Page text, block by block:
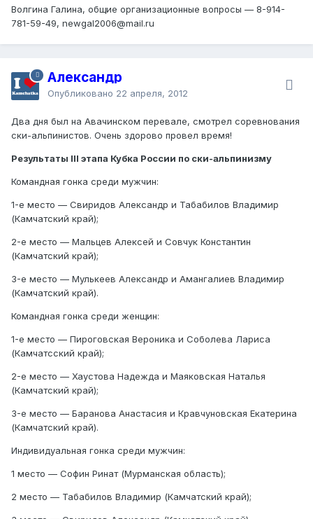
Волгина Галина, общие организационные вопросы — 8-914-
781-59-49, newgal2006@mail.ru
Александр
Опубликовано 22 апреля, 2012
Два дня был на Авачинском перевале, смотрел соревнования
ски-альпинистов. Очень здорово провел время!
Результаты III этапа Кубка России по ски-альпинизму
Командная гонка среди мужчин:
1-е место — Свиридов Александр и Табабилов Владимир
(Камчатский край);
2-е место — Мальцев Алексей и Совчук Константин
(Камчатский край);
3-е место — Мулькеев Александр и Амангалиев Владимир
(Камчатский край).
Командная гонка среди женщин:
1-е место — Пироговская Вероника и Соболева Лариса
(Камчатсский край);
2-е место — Хаустова Надежда и Маяковская Наталья
(Камчатский край);
3-е место — Баранова Анастасия и Кравчуновская Екатерина
(Камчатский край).
Индивидуальная гонка среди мужчин:
1 место — Софин Ринат (Мурманская область);
2 место — Табабилов Владимир (Камчатский край);